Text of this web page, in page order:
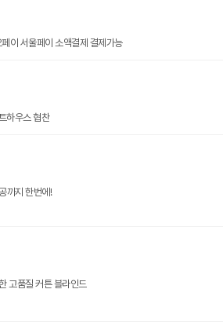
이 서울페이 소액결제 결제가능
하우스 협찬
까지 한번에!
고품질 커튼 블라인드